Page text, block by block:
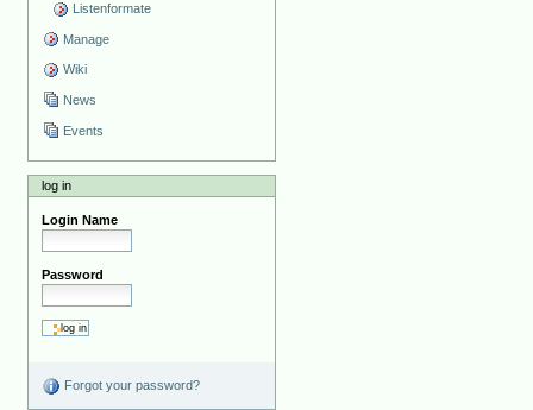
Listenformate
Manage
Wiki
News
Events
log in
Login Name
Password
Forgot your password?